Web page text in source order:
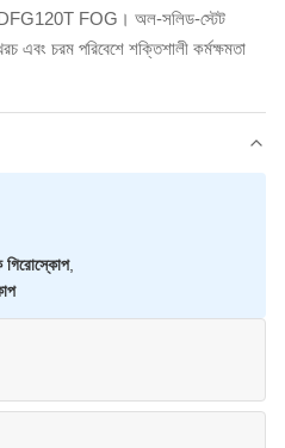
TDFG120T FOG। অল-সলিড-স্টেট
এবং চরম পরিবেশে শক্তিশালী কর্মক্ষমতা
গিরোস্কোপ,